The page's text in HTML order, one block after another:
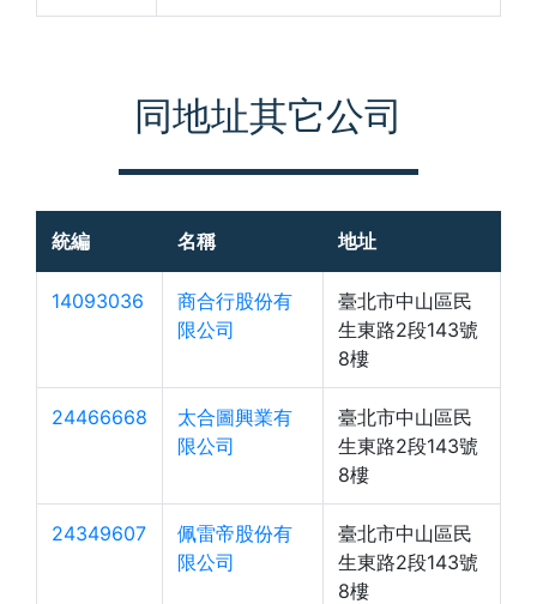
同地址其它公司
統編 名稱 地址
14093036
商合行股份有
限公司
臺北市中山區民
生東路2段143號
8樓
24466668
太合圖興業有
限公司
臺北市中山區民
生東路2段143號
8樓
24349607
佩雷帝股份有
限公司
臺北市中山區民
生東路2段143號
8樓